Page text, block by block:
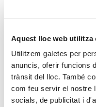
Aquest lloc web utilitza
Utilitzem galetes per
anuncis, oferir funcions
trànsit del lloc. També
com feu servir el nostre
socials, de publicitat i
SIGUE LEYENDO
Un ropero a la
SIGUE LEYENDO
Mucho más que